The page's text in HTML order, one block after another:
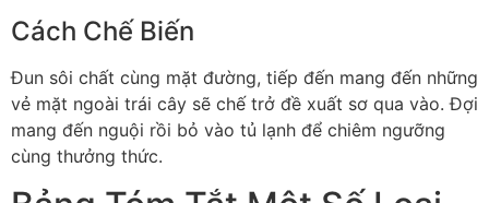
Cách Chế Biến
Đun sôi chất cùng mặt đường, tiếp đến mang đến những
vẻ mặt ngoài trái cây sẽ chế trở đề xuất sơ qua vào. Đợi
mang đến nguội rồi bỏ vào tủ lạnh để chiêm ngưỡng
cùng thưởng thức.